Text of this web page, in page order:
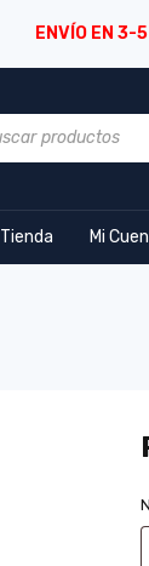
ENVÍO EN 3-
Tienda Mi